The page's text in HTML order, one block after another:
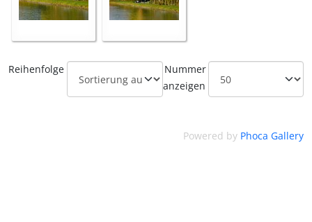
Reihenfolge
Nummer
anzeigen
Powered by Phoca Gallery